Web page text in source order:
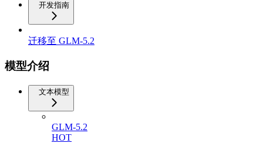
开发指南
迁移至 GLM-5.2
模型介绍
文本模型
GLM-5.2
HOT